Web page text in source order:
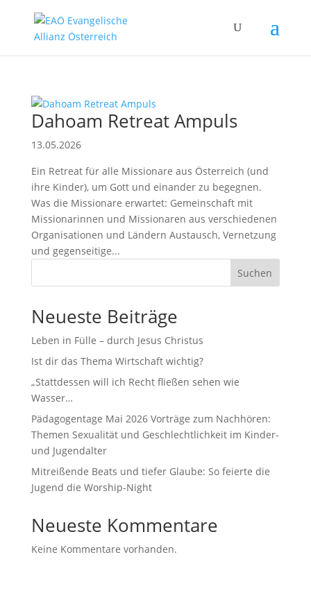
Dahoam Retreat Ampuls
13.05.2026
Ein Retreat für alle Missionare aus Österreich (und
ihre Kinder), um Gott und einander zu begegnen.
Was die Missionare erwartet: Gemeinschaft mit
Missionarinnen und Missionaren aus verschiedenen
Organisationen und Ländern Austausch, Vernetzung
und gegenseitige...
Suchen
Neueste Beiträge
Leben in Fülle – durch Jesus Christus
Ist dir das Thema Wirtschaft wichtig?
„Stattdessen will ich Recht fließen sehen wie
Wasser…
Pädagogentage Mai 2026 Vorträge zum Nachhören:
Themen Sexualität und Geschlechtlichkeit im Kinder-
und Jugendalter
Mitreißende Beats und tiefer Glaube: So feierte die
Jugend die Worship-Night
Neueste Kommentare
Keine Kommentare vorhanden.